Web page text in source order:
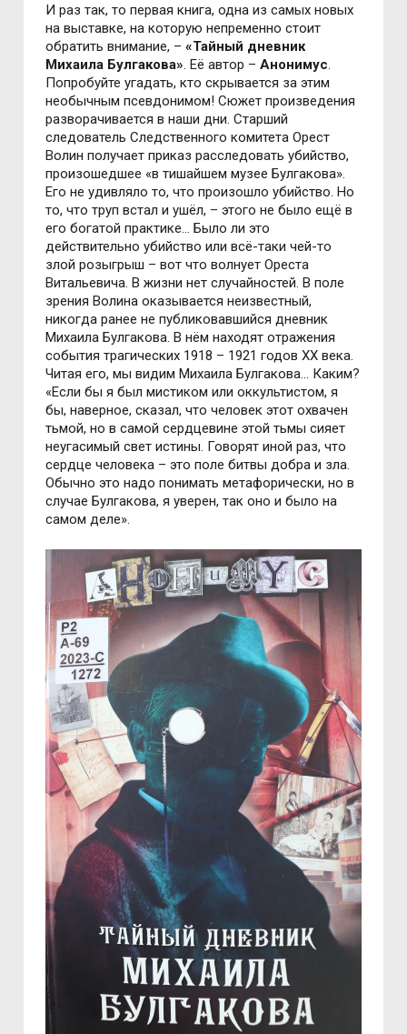
И раз так, то первая книга, одна из самых новых
на выставке, на которую непременно стоит
обратить внимание, –«Тайный дневник
Михаила Булгакова». Её автор –Анонимус.
Попробуйте угадать, кто скрывается за этим
необычным псевдонимом! Сюжет произведения
разворачивается в наши дни. Старший
следователь Следственного комитета Орест
Волин получает приказ расследовать убийство,
произошедшее «в тишайшем музее Булгакова».
Его не удивляло то, что произошло убийство. Но
то, что труп встал и ушёл, – этого не было ещё в
его богатой практике… Было ли это
действительно убийство или всё-таки чей-то
злой розыгрыш – вот что волнует Ореста
Витальевича. В жизни нет случайностей. В поле
зрения Волина оказывается неизвестный,
никогда ранее не публиковавшийся дневник
Михаила Булгакова. В нём находят отражения
события трагических 1918 – 1921 годов ХХ века.
Читая его, мы видим Михаила Булгакова… Каким?
«Если бы я был мистиком или оккультистом, я
бы, наверное, сказал, что человек этот охвачен
тьмой, но в самой сердцевине этой тьмы сияет
неугасимый свет истины. Говорят иной раз, что
сердце человека – это поле битвы добра и зла.
Обычно это надо понимать метафорически, но в
случае Булгакова, я уверен, так оно и было на
самом деле».